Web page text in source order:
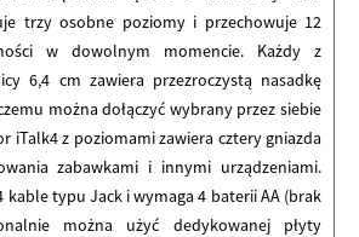
trzy osobne poziomy i przechowuje 12
w dowolnym momencie. Każdy z
6,4 cm zawiera przezroczystą nasadkę
można dołączyć wybrany przez siebie
iTalk4 z poziomami zawiera cztery gniazda
zabawkami i innymi urządzeniami.
kable typu Jack i wymaga 4 baterii AA (brak
można użyć dedykowanej płyty